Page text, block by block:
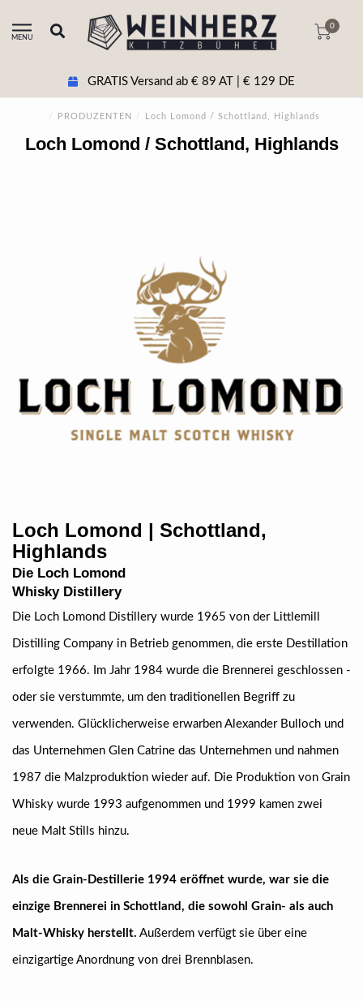
MENU
0
GRATIS Versand ab € 89 AT | € 129 DE
/ PRODUZENTEN / Loch Lomond / Schottland, Highlands
Loch Lomond / Schottland, Highlands
Loch Lomond | Schottland,
Highlands
Die Loch Lomond
Whisky Distillery
Die Loch Lomond Distillery wurde 1965 von der Littlemill
Distilling Company in Betrieb genommen, die erste Destillation
erfolgte 1966. Im Jahr 1984 wurde die Brennerei geschlossen -
oder sie verstummte, um den traditionellen Begriff zu
verwenden. Glücklicherweise erwarben Alexander Bulloch und
das Unternehmen Glen Catrine das Unternehmen und nahmen
1987 die Malzproduktion wieder auf. Die Produktion von Grain
Whisky wurde 1993 aufgenommen und 1999 kamen zwei
neue Malt Stills hinzu.
Als die Grain-Destillerie 1994 eröffnet wurde, war sie die
einzige Brennerei in Schottland, die sowohl Grain- als auch
Malt-Whisky herstellt. Außerdem verfügt sie über eine
einzigartige Anordnung von drei Brennblasen.